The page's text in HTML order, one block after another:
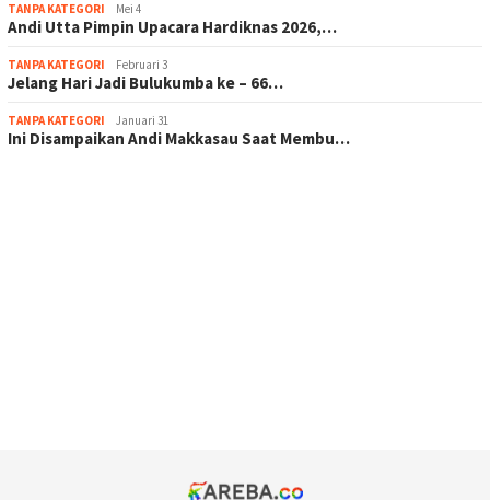
TANPA KATEGORI Mei 4
Andi Utta Pimpin Upacara Hardiknas 2026,…
TANPA KATEGORI Februari 3
Jelang Hari Jadi Bulukumba ke – 66…
TANPA KATEGORI Januari 31
Ini Disampaikan Andi Makkasau Saat Membu…